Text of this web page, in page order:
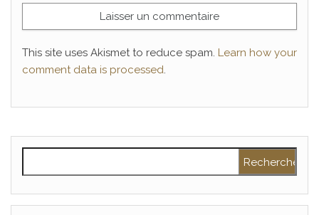
This site uses Akismet to reduce spam. Learn how your
comment data is processed.